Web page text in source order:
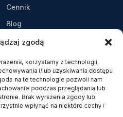
zgodą
korzystamy z technologii,
i/lub uzyskiwania dostępu
na te technologie pozwoli nam
podczas przeglądania lub
Brak wyrażenia zgody lub
wpłynąć na niektóre cechy i
Cennik
Blog
Podcast: Lean Bez Ściemy
Webinaria
Helpdesk
Kontakt